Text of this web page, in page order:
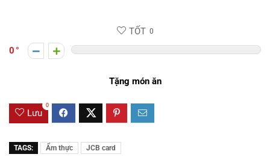
TỐT 0
0
Tặng món ăn
Lưu
0
TAGS: Ẩm thực JCB card